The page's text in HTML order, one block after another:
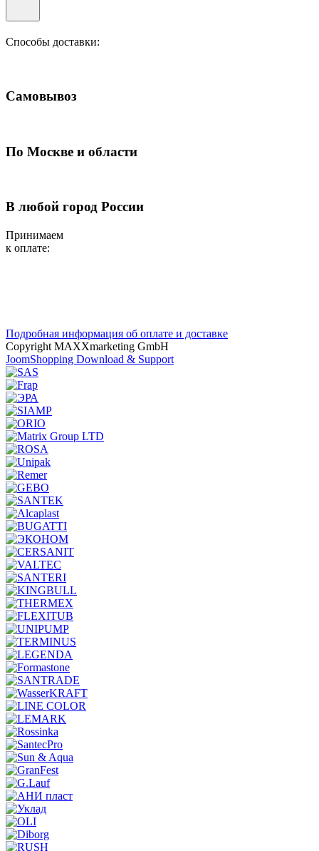
Способы доставки:
Самовывоз
По Москве и области
В любой город России
Принимаем
к оплате:
Подробная информация об оплате и доставке
Copyright MAXXmarketing GmbH
JoomShopping Download & Support